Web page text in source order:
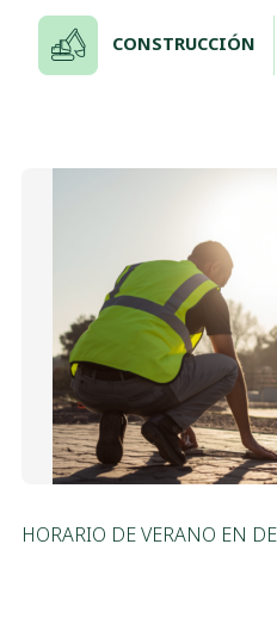
CONSTRUCCIÓN
HORARIO DE VERANO EN